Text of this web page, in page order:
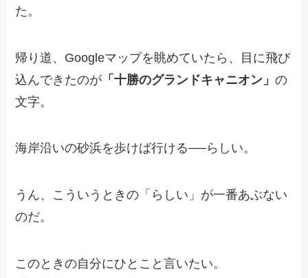
た。
帰り道、Googleマップを眺めていたら、目に飛び
込んできたのが 「十勝のグランドキャニオン」の
文字。
海岸沿いの砂浜を歩けば行ける──らしい。
うん、こういうときの「らしい」が一番あぶない
のだ。
このときの自分にひとこと言いたい。